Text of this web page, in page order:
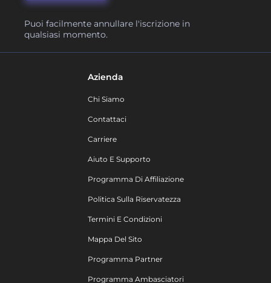
Puoi facilmente annullare l'iscrizione in
qualsiasi momento.
Azienda
Chi Siamo
Contattaci
Carriere
Aiuto E Supporto
Programma Di Affiliazione
Politica Sulla Riservatezza
Termini E Condizioni
Mappa Del Sito
Programma Partner
Programma Ambasciatori